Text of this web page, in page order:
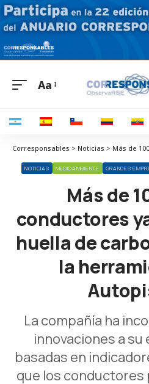
Aa
NOTICIAS MEDIOAMBIENTE GRANDES
Más de
conductores
huella de
la
La compañía ha
innovaciones a
basadas en
que los conductores